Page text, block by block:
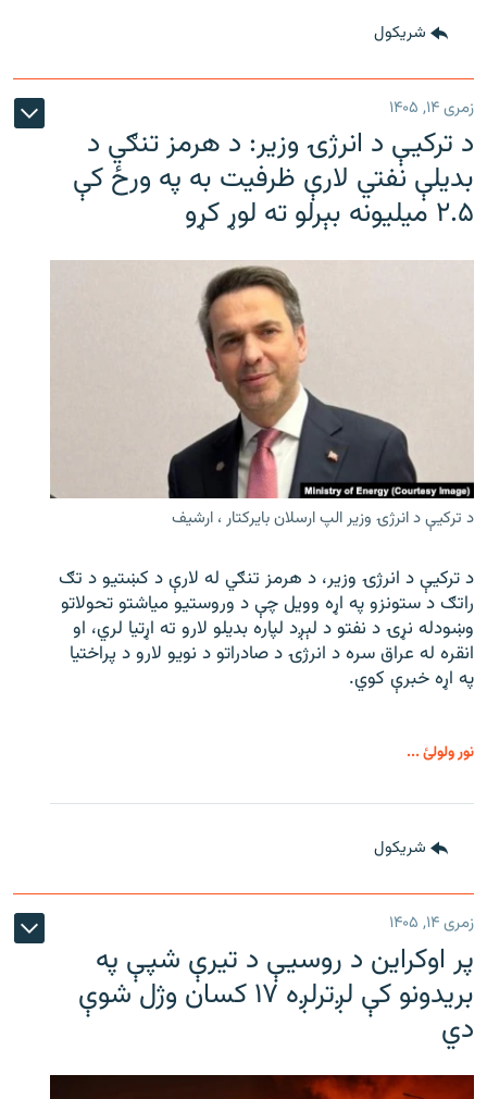
شريکول
زمری ۱۴, ۱۴۰۵
د ترکیې د انرژۍ وزیر: د هرمز تنګي د
بدیلې نفتي لارې ظرفیت به په ورځ کې
۲.۵ میلیونه بېرلو ته لوړ کړو
د ترکیې د انرژۍ وزیر الپ ارسلان بایرکتار ، ارشیف
د ترکیې د انرژۍ وزیر، د هرمز تنګي له لارې د کښتیو د تګ
راتګ د ستونزو په اړه وویل چې د وروستیو میاشتو تحولاتو
وښودله نړۍ د نفتو د لېږد لپاره بدیلو لارو ته اړتیا لري، او
انقره له عراق سره د انرژۍ د صادراتو د نویو لارو د پراختیا
په اړه خبرې کوي.
نور ولولئ ...
شريکول
زمری ۱۴, ۱۴۰۵
پر اوکراین د روسیې د تیرې شپې په
بریدونو کې لږترلږه ۱۷ کسان وژل شوې
دي